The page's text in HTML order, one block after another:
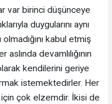
var birinci düşünceye
duygularını aynı
kabul etmiş
devamlılığının
kendilerini geriye
istemektedirler. Her
çok elzemdir. İkisi de